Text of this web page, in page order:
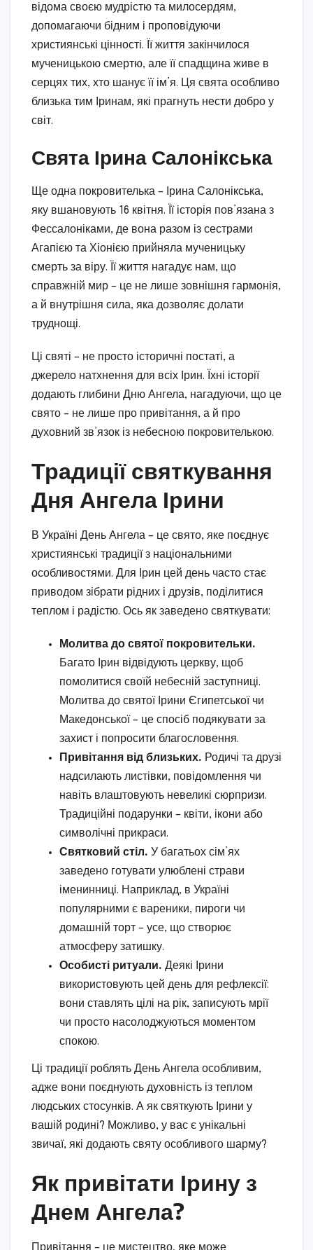
відома своєю мудрістю та милосердям,
допомагаючи бідним і проповідуючи
християнські цінності. Її життя закінчилося
мученицькою смертю, але її спадщина живе в
серцях тих, хто шанує її ім’я. Ця свята особливо
близька тим Іринам, які прагнуть нести добро у
світ.
Свята Ірина Салонікська
Ще одна покровителька – Ірина Салонікська,
яку вшановують 16 квітня. Її історія пов’язана з
Фессалоніками, де вона разом із сестрами
Агапією та Хіонією прийняла мученицьку
смерть за віру. Її життя нагадує нам, що
справжній мир – це не лише зовнішня гармонія,
а й внутрішня сила, яка дозволяє долати
труднощі.
Ці святі – не просто історичні постаті, а
джерело натхнення для всіх Ірин. Їхні історії
додають глибини Дню Ангела, нагадуючи, що це
свято – не лише про привітання, а й про
духовний зв’язок із небесною покровителькою.
Традиції святкування
Дня Ангела Ірини
В Україні День Ангела – це свято, яке поєднує
християнські традиції з національними
особливостями. Для Ірин цей день часто стає
приводом зібрати рідних і друзів, поділитися
теплом і радістю. Ось як заведено святкувати:
Молитва до святої покровительки.
Багато Ірин відвідують церкву, щоб
помолитися своїй небесній заступниці.
Молитва до святої Ірини Єгипетської чи
Македонської – це спосіб подякувати за
захист і попросити благословення.
Привітання від близьких. Родичі та друзі
надсилають листівки, повідомлення чи
навіть влаштовують невеликі сюрпризи.
Традиційні подарунки – квіти, ікони або
символічні прикраси.
Святковий стіл. У багатьох сім’ях
заведено готувати улюблені страви
іменинниці. Наприклад, в Україні
популярними є вареники, пироги чи
домашній торт – усе, що створює
атмосферу затишку.
Особисті ритуали. Деякі Ірини
використовують цей день для рефлексії:
вони ставлять цілі на рік, записують мрії
чи просто насолоджуються моментом
спокою.
Ці традиції роблять День Ангела особливим,
адже вони поєднують духовність із теплом
людських стосунків. А як святкують Ірини у
вашій родині? Можливо, у вас є унікальні
звичаї, які додають святу особливого шарму?
Як привітати Ірину з
Днем Ангела?